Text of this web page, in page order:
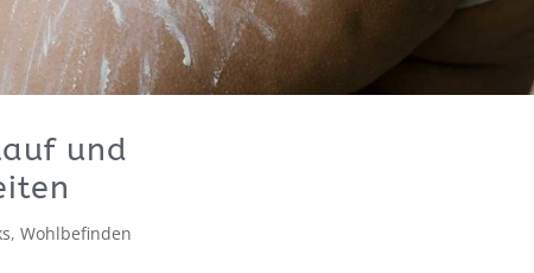
und
,Wohlbefinden